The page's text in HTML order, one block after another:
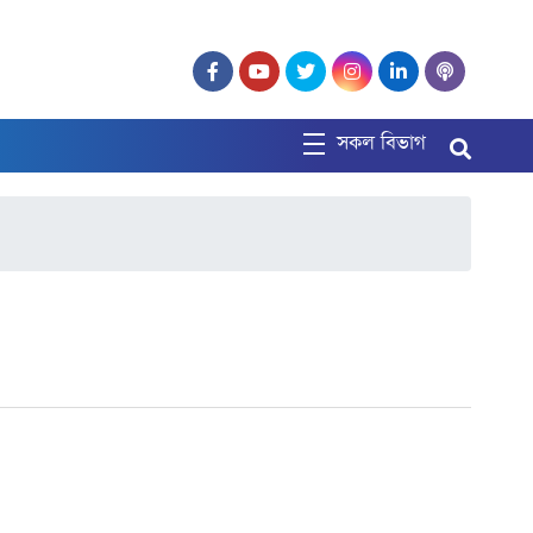
সকল বিভাগ